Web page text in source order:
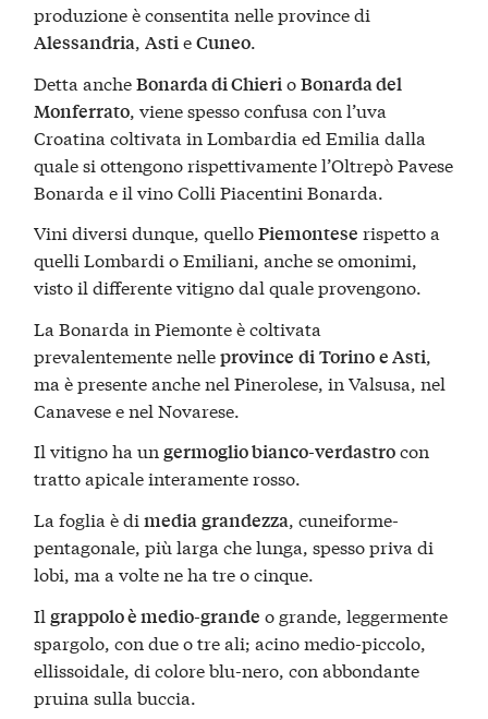
produzione è consentita nelle province di
Alessandria,AstieCuneo.
Detta ancheBonarda di Chieri oBonarda del
Monferrato , viene spesso confusa con l’uva
Croatina coltivata in Lombardia ed Emilia dalla
quale si ottengono rispettivamente l’Oltrepò Pavese
Bonarda e il vino Colli Piacentini Bonarda.
Vini diversi dunque, quelloPiemontese rispetto a
quelli Lombardi o Emiliani, anche se omonimi,
visto il differente vitigno dal quale provengono.
La Bonarda in Piemonte è coltivata
prevalentemente nelleprovince diTorinoe Asti,
ma è presente anche nel Pinerolese, in Valsusa, nel
Canavese e nel Novarese.
Il vitigno ha ungermoglio bianco-verdastrocon
tratto apicale interamente rosso.
La foglia è dimediagrandezza, cuneiforme-
pentagonale, più larga che lunga, spesso priva di
lobi, ma a volte ne ha tre o cinque.
Il grappolo è medio-grande o grande, leggermente
spargolo, con due o tre ali; acino medio-piccolo,
ellissoidale, di colore blu-nero, con abbondante
pruina sulla buccia.